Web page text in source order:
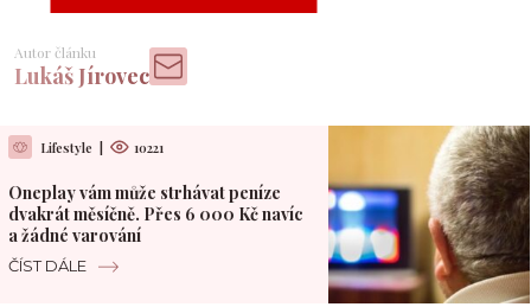
Autor článku
Lukáš Jírovec
Lifestyle 10221
Oneplay vám může strhávat peníze
dvakrát měsíčně. Přes 6 000 Kč navíc
a žádné varování
ČÍST DÁLE